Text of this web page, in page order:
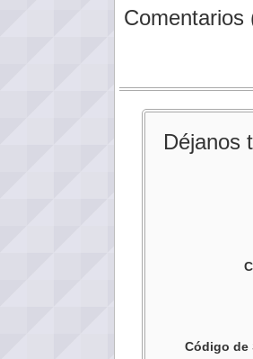
Comentarios
Déjanos
Código de